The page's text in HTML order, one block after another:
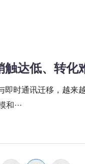
即时通讯迁移，越来
···